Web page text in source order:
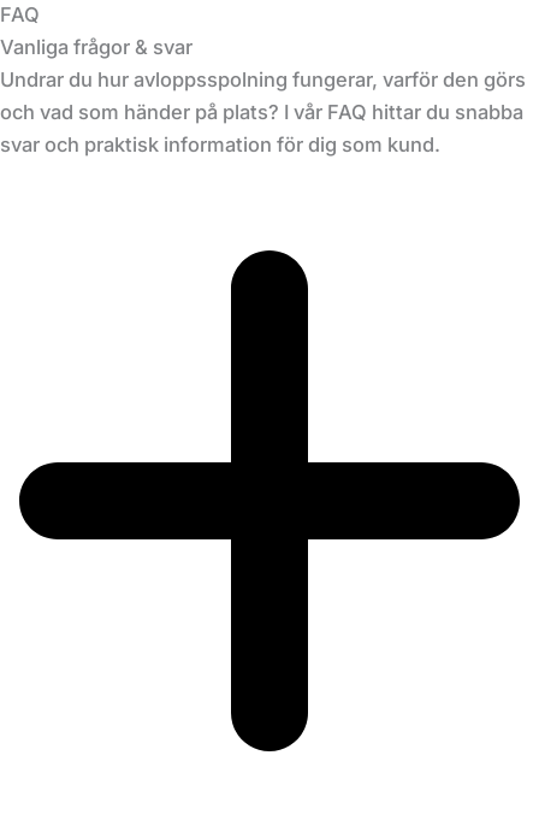
FAQ
Vanliga frågor & svar
Undrar du hur avloppsspolning fungerar, varför den görs
och vad som händer på plats? I vår FAQ hittar du snabba
svar och praktisk information för dig som kund.